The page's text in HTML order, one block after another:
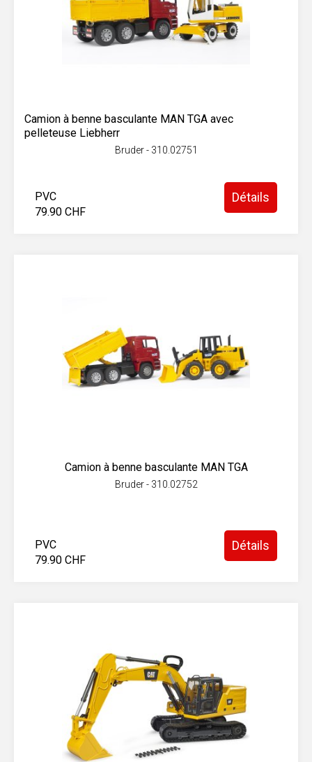
Camion à benne basculante MAN TGA avec
pelleteuse Liebherr
Bruder - 310.02751
PVC
79.90 CHF
Détails
Camion à benne basculante MAN TGA
Bruder - 310.02752
PVC
79.90 CHF
Détails